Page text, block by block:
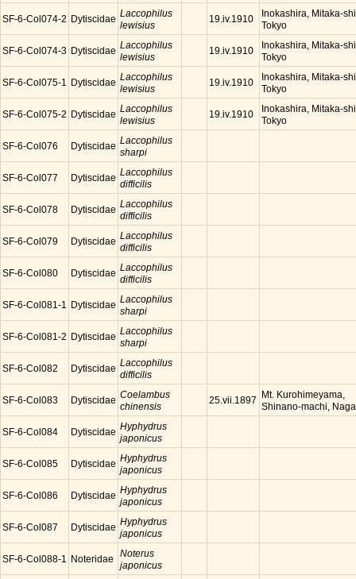
SF-6-Col074-2 Dytiscidae Laccophilus
lewisius
19.iv.1910
Inokashira, Mitaka-
Tokyo
SF-6-Col074-3 Dytiscidae Laccophilus
lewisius
19.iv.1910
Inokashira, Mitaka-
Tokyo
SF-6-Col075-1 Dytiscidae Laccophilus
lewisius
19.iv.1910
Inokashira, Mitaka-
Tokyo
SF-6-Col075-2 Dytiscidae Laccophilus
lewisius
19.iv.1910
Inokashira, Mitaka-
Tokyo
SF-6-Col076 Dytiscidae Laccophilus
sharpi
SF-6-Col077 Dytiscidae Laccophilus
difficilis
SF-6-Col078 Dytiscidae Laccophilus
difficilis
SF-6-Col079 Dytiscidae Laccophilus
difficilis
SF-6-Col080 Dytiscidae Laccophilus
difficilis
SF-6-Col081-1 Dytiscidae Laccophilus
sharpi
SF-6-Col081-2 Dytiscidae Laccophilus
sharpi
SF-6-Col082 Dytiscidae Laccophilus
difficilis
SF-6-Col083 Dytiscidae Coelambus
chinensis
25.vii.1897
Mt. Kurohimeyama,
Shinano-machi,
SF-6-Col084 Dytiscidae Hyphydrus
japonicus
SF-6-Col085 Dytiscidae Hyphydrus
japonicus
SF-6-Col086 Dytiscidae Hyphydrus
japonicus
SF-6-Col087 Dytiscidae Hyphydrus
japonicus
SF-6-Col088-1 Noteridae
Noterus
japonicus